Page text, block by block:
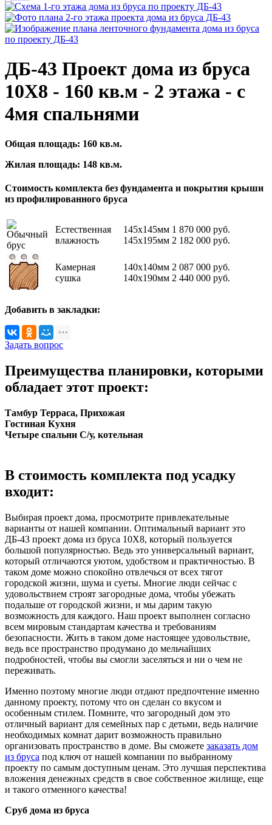
ДБ-43 Проект дома из бруса
10X8 - 160 кв.м - 2 этажа - с
4мя спальнями
Общая площадь: 160 кв.м.
Жилая площадь: 148 кв.м.
Стоимость комплекта без фундамента и покрытия крыши
из профилированного бруса
Естественная
влажность
145х145мм 1 870 000 руб.
145х195мм 2 182 000 руб.
Камерная
сушка
140х140мм 2 087 000 руб.
140х190мм 2 440 000 руб.
Добавить в закладки:
Задать вопрос
Преимущества планировки, которыми
обладает этот проект:
Тамбур Терраса, Прихожая
Гостиная Кухня
Четыре спальни С/у, котельная
В стоимость комплекта под усадку
входит:
Выбирая проект дома, просмотрите привлекательные
варианты от нашей компании. Оптимальный вариант это
ДБ-43 проект дома из бруса 10X8, который пользуется
большой популярностью. Ведь это универсальный вариант,
который отличаются уютом, удобством и практичностью. В
таком доме можно спокойно отвлечься от всех тягот
городской жизни, шума и суеты. Многие люди сейчас с
удовольствием строят загородные дома, чтобы убежать
подальше от городской жизни, и мы дарим такую
возможность для каждого. Наш проект выполнен согласно
всем мировым стандартам качества и требованиям
безопасности. Жить в таком доме настоящее удовольствие,
ведь все пространство продумано до мельчайших
подробностей, чтобы вы смогли заселяться и ни о чем не
переживать.
Именно поэтому многие люди отдают предпочтение именно
данному проекту, потому что он сделан со вкусом и
особенным стилем. Помните, что загородный дом это
отличный вариант для семейных пар с детьми, ведь наличие
необходимых комнат дарит возможность правильно
организовать пространство в доме. Вы сможете заказать дом
из бруса под ключ от нашей компании по выбранному
проекту по самым доступным ценам. Это лучшая перспектива
вложения денежных средств в свое собственное жилище, еще
и такого отменного качества!
Сруб дома из бруса